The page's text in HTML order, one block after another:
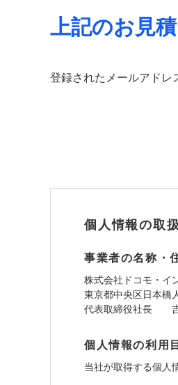
上記のお見
登録されたメールアドレ
個人情報の取
事業者の名称・
株式会社ドコモ・イ
東京都中央区日本
代表取締役社長
個人情報の利用
当社が取得する個人